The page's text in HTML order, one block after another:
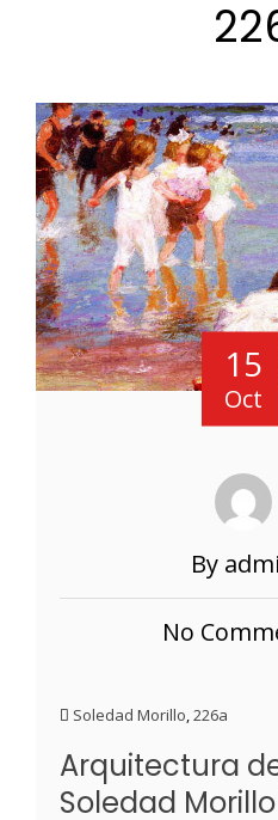
15
Oct
By
No
Soledad Morillo,226a
Arquitectura
Soledad